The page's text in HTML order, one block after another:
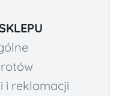
i reklamacji